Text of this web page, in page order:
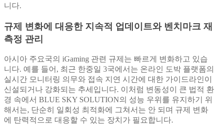
니다.
규제 변화에 대응한 지속적 업데이트와 벤치마크 재
측정 관리
아시아 주요국의 iGaming 관련 규제는 빠르게 변화하고 있습
니다. 예를 들어, 최근 한중일 3국에서는 온라인 도박 플랫폼의
실시간 모니터링 의무와 접속 지연 시간에 대한 가이드라인이
신설되거나 강화되는 추세입니다. 이처럼 변동성이 큰 법적 환
경 속에서 BLUE SKY SOLUTION의 성능 우위를 유지하기 위
해서는, 단순히 일회성 최적화에 그쳐서는 안 되며 규제 변화
에 탄력적으로 대응할 수 있는 장치가 필요합니다.